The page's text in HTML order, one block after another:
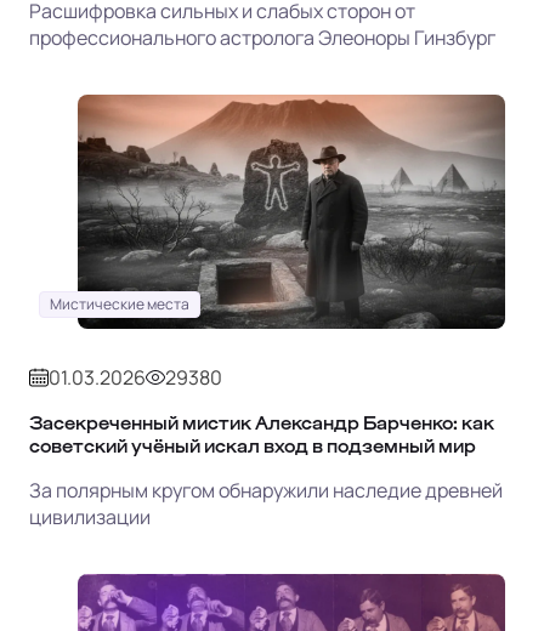
Расшифровка сильных и слабых сторон от
профессионального астролога Элеоноры Гинзбург
Мистические места
01.03.2026 29380
Засекреченный мистик Александр Барченко: как
советский учёный искал вход в подземный мир
За полярным кругом обнаружили наследие древней
цивилизации